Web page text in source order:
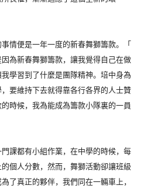
情便是一年一度的新春舞獅籌款。「
為新春舞獅籌款， 讓我覺得自己在做
學習到了什麼是團隊精神。 培中身為
要維持下去就得靠各行各界的人士贊
時候， 我為能成為籌款小隊裏的一員
課都有小組作業，在中學的時候， 每
個人分數，然而， 舞獅活動卻讓班級
了真正的夥伴， 我們同在一輛車上，